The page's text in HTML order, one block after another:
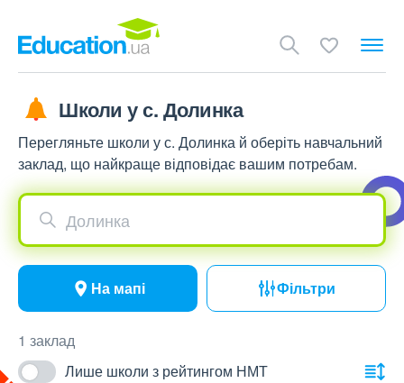
Школи у с. Долинка
Перегляньте школи у с. Долинка й оберіть навчальний
заклад, що найкраще відповідає вашим потребам.
Долинка
На мапі Фільтри
1 заклад
Лише школи з рейтингом НМТ